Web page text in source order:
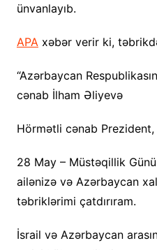
ünvanlayıb.
APA xəbər verir ki,
“Azərbaycan
cənab İlham Əliyevə
Hörmətli cənab
28 May – Müstəqillik
ailənizə və Azərbaycan
təbriklərimi çatdırıram.
İsrail və Azərbaycan